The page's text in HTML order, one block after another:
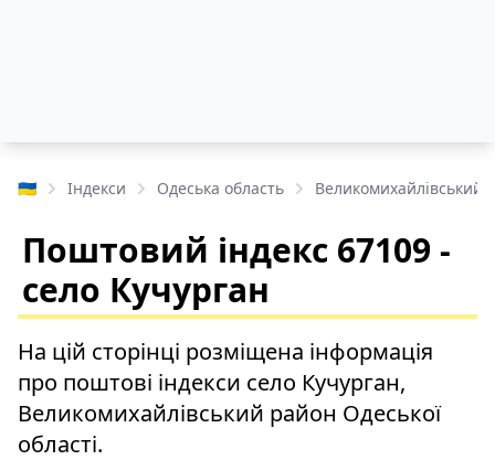
🇺🇦 Індекси Одеська область Великомихайлівський
Поштовий індекс 67109 -
село Кучурган
На цій сторінці розміщена інформація
про поштові індекси село Кучурган,
Великомихайлівський район Одеської
області.